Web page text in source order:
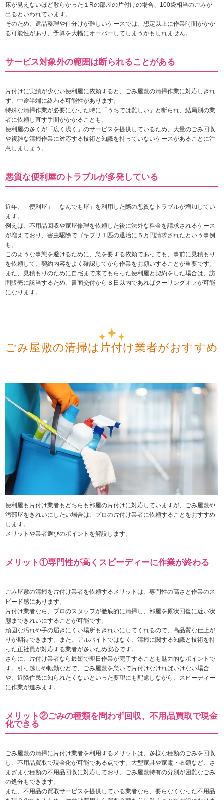
床が見えないほど散らかった１Rの部屋の片付けの場合、100袋相当のごみが
出るといわれています。
そのため、遺品整理や仕分けが難しいケースでは、想定以上に作業時間がかか
る可能性があり、予算を大幅にオーバーしてしまうかもしれません。
サービス対象外の範囲は断られることがある
片付けに実績が少ない便利屋に依頼すると、ごみ屋敷の清掃作業に対応しきれ
ず、中途半端に終わる可能性があります。
特殊な清掃作業が必要になった時に「うちでは難しい」と断られ、結局別の業
者に依頼し直す手間がかかることも。
便利屋の多くが「広く浅く」のサービスを提供しているため、大量のごみ回収
や複雑な清掃作業に対応する技術と知識を持っていないケースがあることに注
意しましょう。
悪質な便利屋のトラブルが多発している
近年、「便利屋」「なんでも屋」を利用した際の悪質なトラブルが増加してい
ます。
例えば、不用品回収や家屋修理を依頼した後に法外な料金を請求されるケース
が増えており、害虫駆除でゴキブリ１匹の退治に５万円請求されたという事例
も。
このような事態を避けるために、急を要する依頼であっても、事前に見積もり
を依頼して、契約内容をよく確認してから作業をお願いすることが重要です。
また、見積もりのために自宅まで来てもらった便利屋と契約をした場合は、訪
問販売に該当するため、書面交付から８日以内であればクーリングオフが可能
になります。
ごみ屋敷の清掃は片付け業者がおすすめ
便利屋も片付け業者もどちらも部屋の片付けに対応していますが、ごみ屋敷や
汚部屋をきれいにしたい場合は、プロの片付け業者に依頼することをおすすめ
します。
メリットや業者選びのポイントを解説します。
メリット①専門性が高くスピーディーに作業が終わる
ごみ屋敷の清掃を片付け業者を依頼するメリットは、専門性の高さと作業のス
ピード感にあります。
片付け業者なら、プロのスタッフが徹底的に清掃し、部屋を原状回復に近い状
態まできれいにすることが可能です。
頑固な汚れや手の届きにくい場所もきれいにしてくれるので、高品質な仕上が
りが期待できます。また、アルバイトではなく、清掃に関する知識と技術を持
った正社員が対応する業者が多いため安心です。
さらに、片付け業者なら最短で即日作業が完了することも魅力的なポイントで
す。引っ越しや転勤などで、ごみ屋敷を急いで片付けなければいけない場合
や、近隣住民に知られたくないといった要望にも配慮しながら、スピーディー
に作業が進みます。
メリット②ごみの種類を問わず回収、不用品買取で現金
化できる
ごみ屋敷の清掃に片付け業者を利用するメリットは、多様な種類のごみを回収
し、不用品買取で現金化が可能である点です。大型家具や家電・衣類など、さ
まざまな種類の不用品回収に対応しており、ごみ屋敷特有の分別が困難なごみ
の処分もできます。
また、不用品の買取サービスを提供している業者なら、要らなくなった不用品